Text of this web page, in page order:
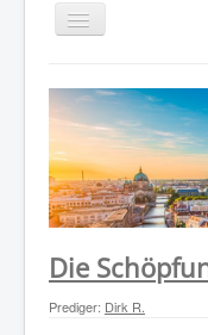
WER WIR SIND
GOTTESDIENST
PREDIGTEN
KONTAKT
Die
Prediger: Dirk R.